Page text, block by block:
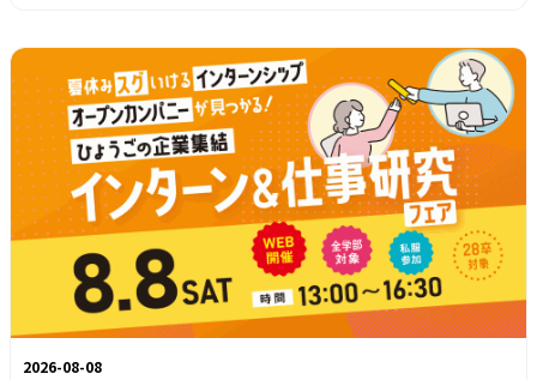
準備完了！ ブースアイコンをクリックすると、自動的にZoomアプリ
が起動します。内定式に間に合う！内定へ近づく合同就職説明会✨
2026-08-08